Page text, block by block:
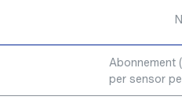
Abonnement
per sensor